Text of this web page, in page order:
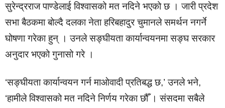
सुरेन्द्रराज पाण्डेलाई विश्वासको मत नदिने भएको छ । जारी प्रदेश
सभा बैठकमा बोल्दै दलका नेता हरिबहादुर चुमानले समर्थन नगर्ने
घोषणा गरेका हुन् । उनले सङ्घीयता कार्यान्वयनमा सङ्घ सरकार
अनुदार भएको गुनासो गरे ।
‘सङ्घीयता कार्यान्वयन गर्न माओवादी प्रतिबद्ध छ,’ उनले भने,
‘हामीले विश्वासको मत नदिने निर्णय गरेका छौँ । संसदमा सबैले